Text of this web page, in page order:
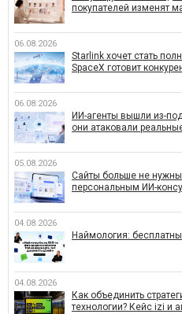
покупателей изменят
06.08.2026
Starlink хочет стать
SpaceX готовит
06.08.2026
ИИ-агенты вышли из-
они атаковали
05.08.2026
Сайты больше не
персональным ИИ-
04.08.2026
Наймология:
04.08.2026
Как объединить
технологии? Кейс izi и